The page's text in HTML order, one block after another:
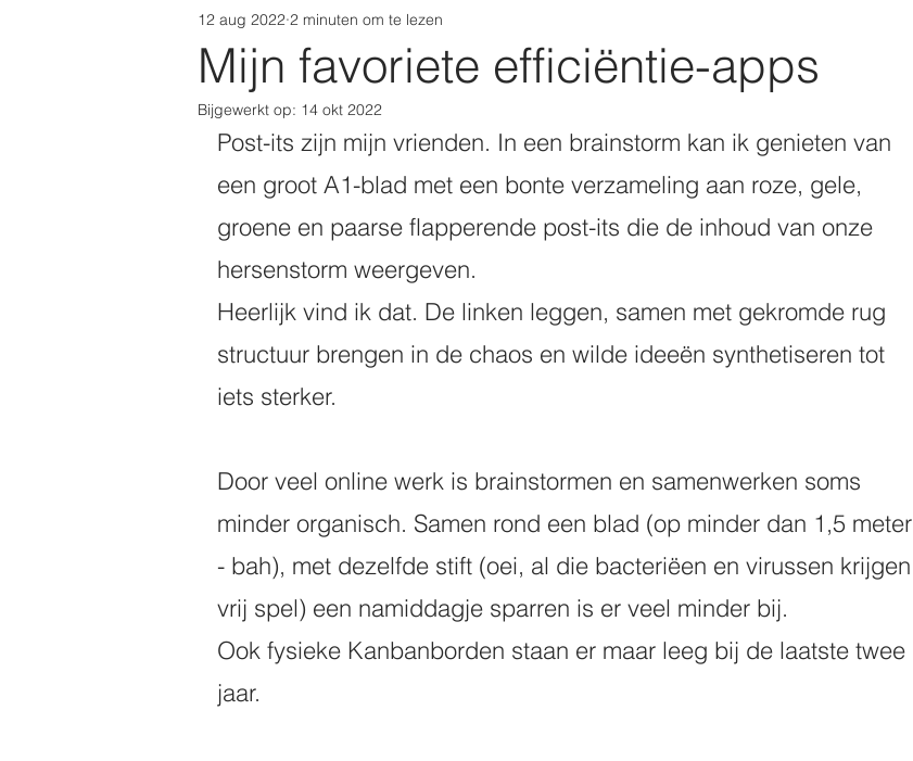
Mijn favoriete efficiëntie-apps
12 aug 2022 2 minuten om te lezen
Bijgewerkt op: 14 okt 2022
Post-its zijn mijn vrienden. In een brainstorm kan ik genieten van
een groot A1-blad met een bonte verzameling aan roze, gele,
groene en paarse flapperende post-its die de inhoud van onze
hersenstorm weergeven.
Heerlijk vind ik dat. De linken leggen, samen met gekromde rug
structuur brengen in de chaos en wilde ideeën synthetiseren tot
iets sterker.
Door veel online werk is brainstormen en samenwerken soms
minder organisch. Samen rond een blad (op minder dan 1,5 meter
- bah), met dezelfde stift (oei, al die bacteriëen en virussen krijgen
vrij spel) een namiddagje sparren is er veel minder bij.
Ook fysieke Kanbanborden staan er maar leeg bij de laatste twee
jaar.